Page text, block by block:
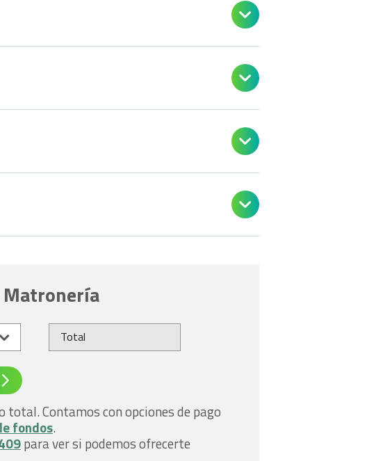




Matronería
Total
Contamos con opciones de pago
fondos.
para ver si podemos ofrecerte